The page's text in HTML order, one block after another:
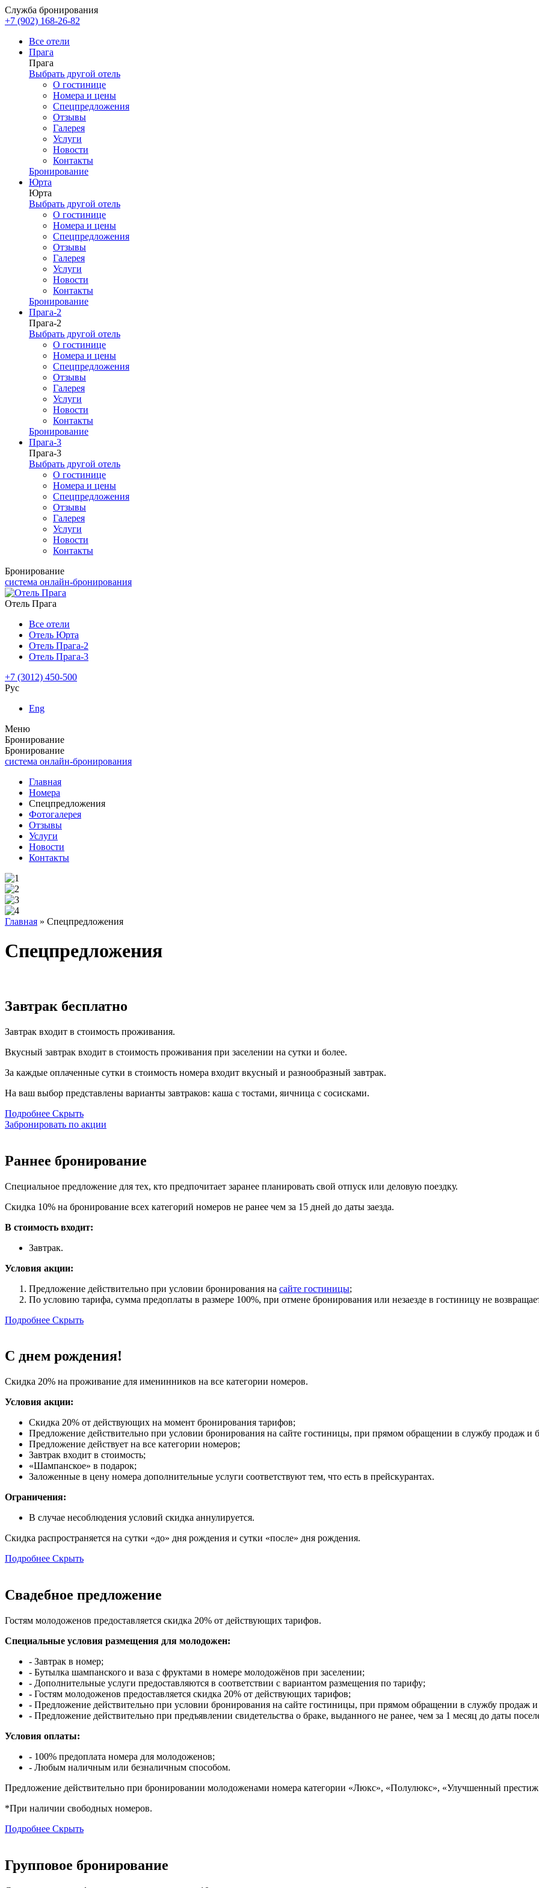
Служба бронирования
+7 (902) 168-26-82
Все отели
Прага
Прага
Выбрать другой отель
О гостинице
Номера и цены
Спецпредложения
Отзывы
Галерея
Услуги
Новости
Контакты
Бронирование
Юрта
Юрта
Выбрать другой отель
О гостинице
Номера и цены
Спецпредложения
Отзывы
Галерея
Услуги
Новости
Контакты
Бронирование
Прага-2
Прага-2
Выбрать другой отель
О гостинице
Номера и цены
Спецпредложения
Отзывы
Галерея
Услуги
Новости
Контакты
Бронирование
Прага-3
Прага-3
Выбрать другой отель
О гостинице
Номера и цены
Спецпредложения
Отзывы
Галерея
Услуги
Новости
Контакты
Бронирование
система онлайн-бронирования
Отель Прага
Все отели
Отель Юрта
Отель Прага-2
Отель Прага-3
+7 (3012) 450-500
Рус
Eng
Меню
Бронирование
Бронирование
система онлайн-бронирования
Главная
Номера
Спецпредложения
Фотогалерея
Отзывы
Услуги
Новости
Контакты
Главная » Спецпредложения
Спецпредложения
Завтрак бесплатно
Завтрак входит в стоимость проживания.
Вкусный завтрак входит в стоимость проживания при заселении на сутки и более.
За каждые оплаченные сутки в стоимость номера входит вкусный и разнообразный завтрак.
На ваш выбор представлены варианты завтраков: каша с тостами, яичница с сосисками.
Подробнее Скрыть
Забронировать по акции
Раннее бронирование
Специальное предложение для тех, кто предпочитает заранее планировать свой отпуск или деловую поездку.
Скидка 10% на бронирование всех категорий номеров не ранее чем за 15 дней до даты заезда.
В стоимость входит:
Завтрак.
Условия акции:
Предложение действительно при условии бронирования на сайте гостиницы;
По условию тарифа, сумма предоплаты в размере 100%, при отмене бронирования или незаезде в гостиницу не
Подробнее Скрыть
С днем рождения!
Скидка 20% на проживание для именинников на все категории номеров.
Условия акции:
Скидка 20% от действующих на момент бронирования тарифов;
Предложение действительно при условии бронирования на сайте гостиницы, при прямом обращении в службу продаж и
Предложение действует на все категории номеров;
Завтрак входит в стоимость;
«Шампанское» в подарок;
Заложенные в цену номера дополнительные услуги соответствуют тем, что есть в прейскурантах.
Ограничения:
В случае несоблюдения условий скидка аннулируется.
Скидка распространяется на сутки «до» дня рождения и сутки «после» дня рождения.
Подробнее Скрыть
Свадебное предложение
Гостям молодоженов предоставляется скидка 20% от действующих тарифов.
Специальные условия размещения для молодожен:
- Завтрак в номер;
- Бутылка шампанского и ваза с фруктами в номере молодожёнов при заселении;
- Дополнительные услуги предоставляются в соответствии с вариантом размещения по тарифу;
- Гостям молодоженов предоставляется скидка 20% от действующих тарифов;
- Предложение действительно при условии бронирования на сайте гостиницы, при прямом обращении в службу продаж
- Предложение действительно при предъявлении свидетельства о браке, выданного не ранее, чем за 1 месяц до даты
Условия оплаты:
- 100% предоплата номера для молодоженов;
- Любым наличным или безналичным способом.
Предложение действительно при бронировании молодоженами номера категории «Люкс», «Полулюкс», «Улучшенный
*При наличии свободных номеров.
Подробнее Скрыть
Групповое бронирование